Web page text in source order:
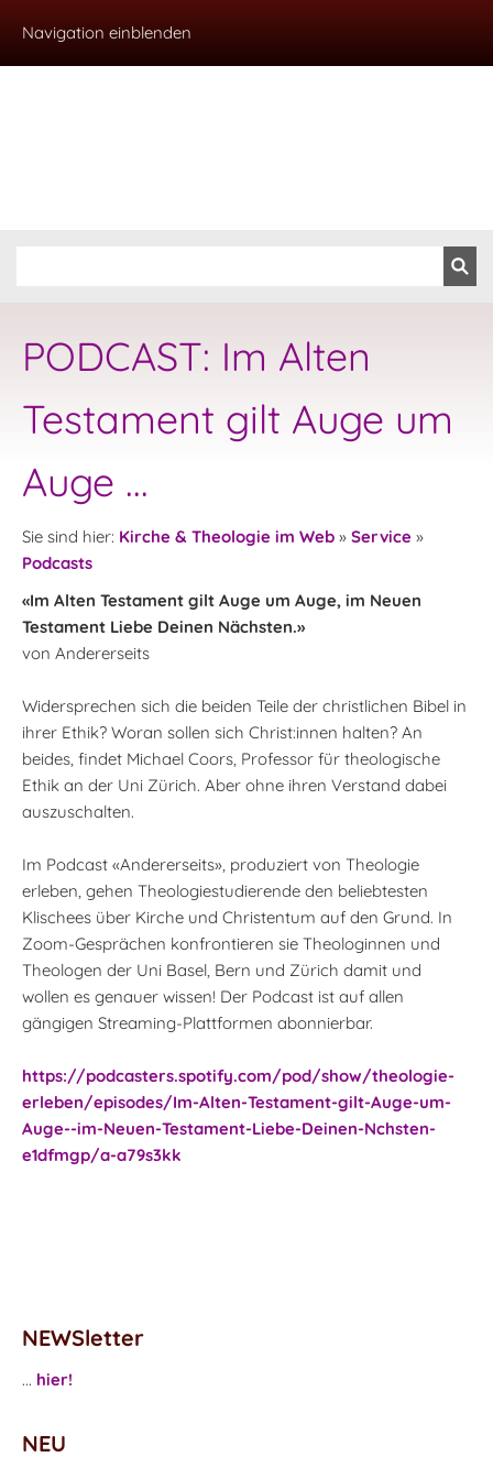
Navigation einblenden
PODCAST: Im Alten
Testament gilt Auge um
Auge ...
Sie sind hier: Kirche & Theologie im Web » Service »
Podcasts
«Im Alten Testament gilt Auge um Auge, im Neuen
Testament Liebe Deinen Nächsten.»
von Andererseits
Widersprechen sich die beiden Teile der christlichen Bibel in
ihrer Ethik? Woran sollen sich Christ:innen halten? An
beides, findet Michael Coors, Professor für theologische
Ethik an der Uni Zürich. Aber ohne ihren Verstand dabei
auszuschalten.
Im Podcast «Andererseits», produziert von Theologie
erleben, gehen Theologiestudierende den beliebtesten
Klischees über Kirche und Christentum auf den Grund. In
Zoom-Gesprächen konfrontieren sie Theologinnen und
Theologen der Uni Basel, Bern und Zürich damit und
wollen es genauer wissen! Der Podcast ist auf allen
gängigen Streaming-Plattformen abonnierbar.
https://podcasters.spotify.com/pod/show/theologie-
erleben/episodes/Im-Alten-Testament-gilt-Auge-um-
Auge--im-Neuen-Testament-Liebe-Deinen-Nchsten-
e1dfmgp/a-a79s3kk
NEWSletter
... hier!
NEU